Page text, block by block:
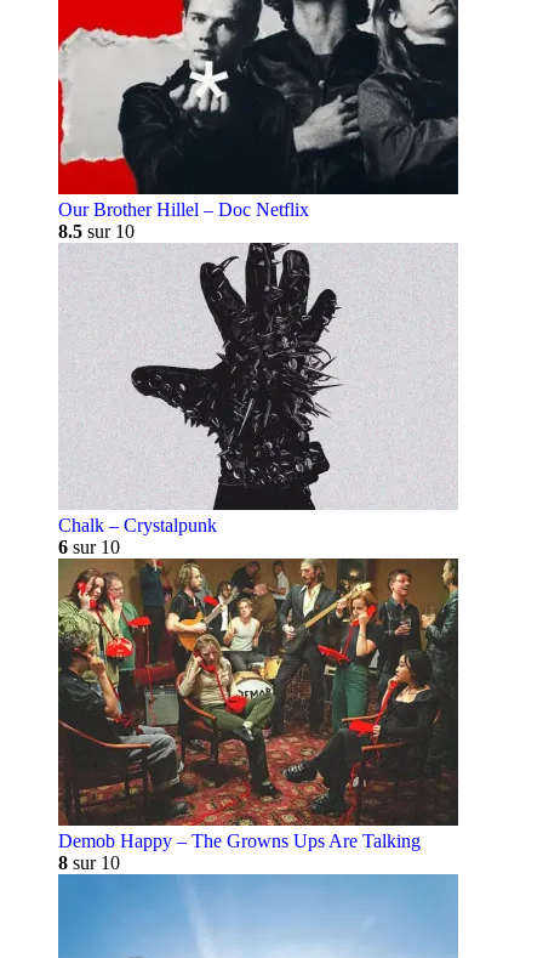
Our Brother Hillel – Doc Netflix
8.5 sur 10
Chalk – Crystalpunk
6 sur 10
Demob Happy – The Growns Ups Are Talking
8 sur 10